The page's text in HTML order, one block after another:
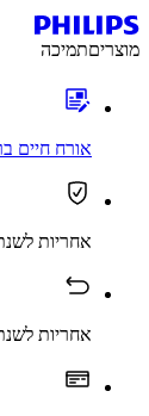
מוצריםתמיכה
אורח חיים
אחריות
אחריות